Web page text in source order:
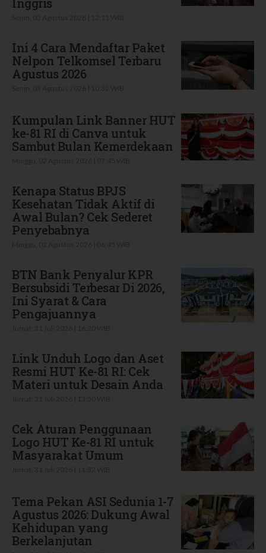
Ini 4 Cara Mendaftar Paket
Nelpon Telkomsel Terbaru
Agustus 2026
Kumpulan Link Banner HUT
ke-81 RI di Canva untuk
Sambut Bulan Kemerdekaan
Kenapa Status BPJS
Kesehatan Tidak Aktif di
Awal Bulan? Cek Sederet
Penyebabnya
BTN Bank Penyalur KPR
Bersubsidi Terbesar Di 2026,
Ini Syarat & Cara
Pengajuannya
Link Unduh Logo dan Aset
Resmi HUT Ke-81 RI: Cek
Materi untuk Desain Anda
Cek Aturan Penggunaan
Logo HUT Ke-81 RI untuk
Masyarakat Umum
Tema Pekan ASI Sedunia 1-7
Agustus 2026: Dukung Awal
Kehidupan yang
Berkelanjutan